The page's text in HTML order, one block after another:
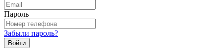
Пароль
Забыли пароль?
Войти